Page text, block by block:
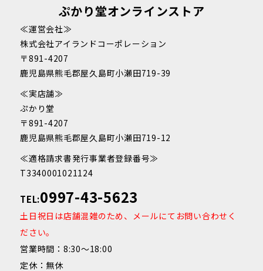
ぷかり堂オンラインストア
≪運営会社≫
株式会社アイランドコーポレーション
〒891-4207
鹿児島県熊毛郡屋久島町小瀬田719-39
≪実店舗≫
ぷかり堂
〒891-4207
鹿児島県熊毛郡屋久島町小瀬田719-12
≪適格請求書発行事業者登録番号≫
T3340001021124
TEL:0997-43-5623
土日祝日は店舗混雑のため、メールにてお問い合わせく
ださい。
営業時間：8:30～18:00
定休：無休